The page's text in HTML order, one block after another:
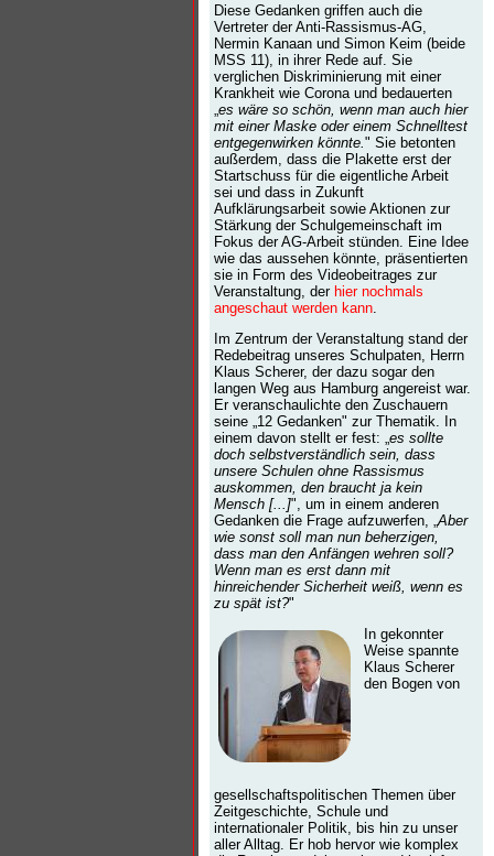
Diese Gedanken griffen auch die
Vertreter der Anti-Rassismus-AG,
Nermin Kanaan und Simon Keim (beide
MSS 11), in ihrer Rede auf. Sie
verglichen Diskriminierung mit einer
Krankheit wie Corona und bedauerten
es wäre so schön, wenn man auch hier
mit einer Maske oder einem Schnelltest
entgegenwirken könnte. " Sie betonten
außerdem, dass die Plakette erst der
Startschuss für die eigentliche Arbeit
sei und dass in Zukunft
Aufklärungsarbeit sowie Aktionen zur
Stärkung der Schulgemeinschaft im
Fokus der AG-Arbeit stünden. Eine Idee
wie das aussehen könnte, präsentierten
sie in Form des Videobeitrages zur
Veranstaltung, der hier nochmals
angeschaut werden kann
Im Zentrum der Veranstaltung stand der
Redebeitrag unseres Schulpaten, Herrn
Klaus Scherer, der dazu sogar den
langen Weg aus Hamburg angereist war.
Er veranschaulichte den Zuschauern
seine „12 Gedanken" zur Thematik. In
einem davon stellt er fest: „ es sollte
doch selbstverständlich sein, dass
unsere Schulen ohne Rassismus
auskommen, den braucht ja kein
Mensch [...]", um in einem anderen
Gedanken die Frage aufzuwerfen, „ Aber
wie sonst soll man nun beherzigen,
dass man den Anfängen wehren soll?
Wenn man es erst dann mit
hinreichender Sicherheit weiß, wenn es
zu spät ist?"
In gekonnter
Weise spannte
Klaus Scherer
den Bogen von
gesellschaftspolitischen Themen über
Zeitgeschichte, Schule und
internationaler Politik, bis hin zu unser
aller Alltag. Er hob hervor wie komplex